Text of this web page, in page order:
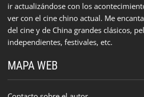
ir actualizándose con los
ver con el cine chino actual. Me
del cine y de China grandes clásicos,
independientes, festivales, etc.
MAPA WEB